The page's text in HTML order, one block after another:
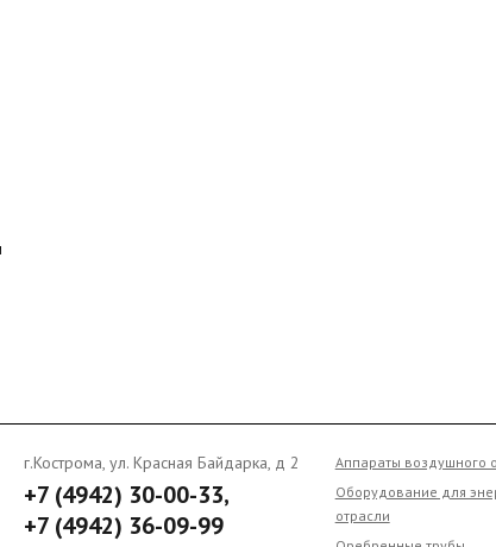
г.Кострома, ул. Красная Байдарка, д 2
+7 (4942) 30-00-33,
+7 (4942) 36-09-99
Аппараты воздушного
Оборудование для
отрасли